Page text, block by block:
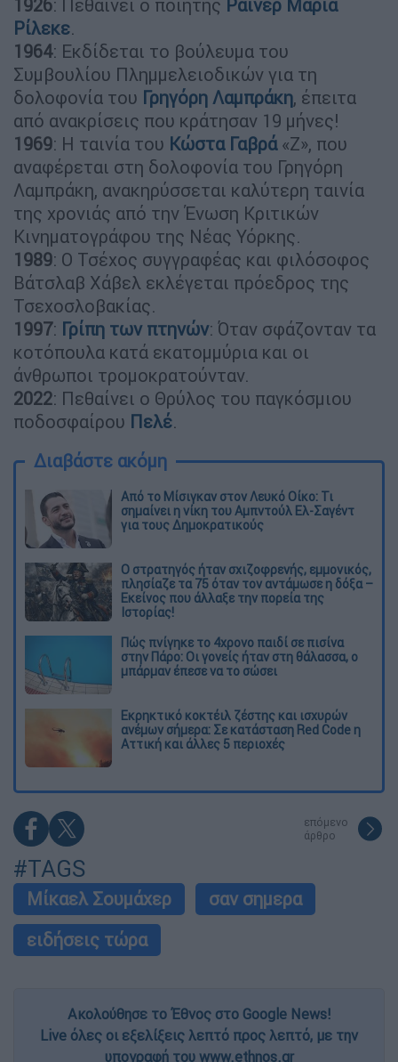
1926: Πεθαίνει ο ποιητής Ράινερ Μαρία
Ρίλεκε.
1964: Εκδίδεται το βούλευμα του
Συμβουλίου Πλημμελειοδικών για τη
δολοφονία του Γρηγόρη Λαμπράκη, έπειτα
από ανακρίσεις που κράτησαν 19 μήνες!
1969: Η ταινία του Κώστα Γαβρά«Ζ», που
αναφέρεται στη δολοφονία του Γρηγόρη
Λαμπράκη, ανακηρύσσεται καλύτερη ταινία
της χρονιάς από την Ένωση Κριτικών
Κινηματογράφου της Νέας Υόρκης.
1989: Ο Τσέχος συγγραφέας και φιλόσοφος
Βάτσλαβ Χάβελ εκλέγεται πρόεδρος της
Τσεχοσλοβακίας.
1997: Γρίπη των πτηνών: Όταν σφάζονταν τα
κοτόπουλα κατά εκατομμύρια και οι
άνθρωποι τρομοκρατούνταν.
2022: Πεθαίνει ο Θρύλος του παγκόσμιου
ποδοσφαίρου Πελέ.
Διαβάστε ακόμη
Από το Μίσιγκαν στον Λευκό Οίκο: Τι
σημαίνει η νίκη του Αμπντούλ Ελ-Σαγέντ
για τους Δημοκρατικούς
O στρατηγός ήταν σχιζοφρενής, εμμονικός,
πλησίαζε τα 75 όταν τον αντάμωσε η δόξα –
Εκείνος που άλλαξε την πορεία της
Ιστορίας!
Πώς πνίγηκε το 4χρονο παιδί σε πισίνα
στην Πάρο: Οι γονείς ήταν στη θάλασσα, ο
μπάρμαν έπεσε να το σώσει
Εκρηκτικό κοκτέιλ ζέστης και ισχυρών
ανέμων σήμερα: Σε κατάσταση Red Code η
Αττική και άλλες 5 περιοχές
επόμενο
άρθρο
#TAGS
Μίκαελ Σουμάχερ
σαν σημερα
ειδήσεις τώρα
Ακολούθησε το Έθνος στο Google News!
Live όλες οι εξελίξεις λεπτό προς λεπτό, με την
υπογραφή του www.ethnos.gr